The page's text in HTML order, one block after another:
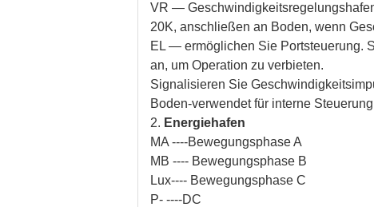
VR —
20K, anschließen an Boden, wenn
EL — ermöglichen Sie Portsteuerung.
an, um Operation zu verbieten.
Signalisieren Sie
Boden-verwendet für interne
2. Energiehafen
MA ----Bewegungsphase A
MB ---- Bewegungsphase B
Lux---- Bewegungsphase C
P- ----DC